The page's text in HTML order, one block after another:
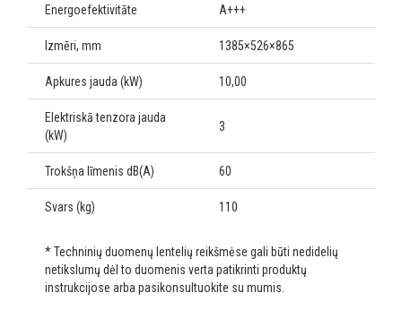
Energoefektivitāte A+++
Izmēri, mm 1385×526×865
Apkures jauda (kW) 10,00
Elektriskā tenzora jauda
(kW)
3
Trokšņa līmenis dB(A) 60
Svars (kg) 110
* Techninių duomenų lentelių reikšmėse gali būti nedidelių
netikslumų dėl to duomenis verta patikrinti produktų
instrukcijose arba pasikonsultuokite su mumis.